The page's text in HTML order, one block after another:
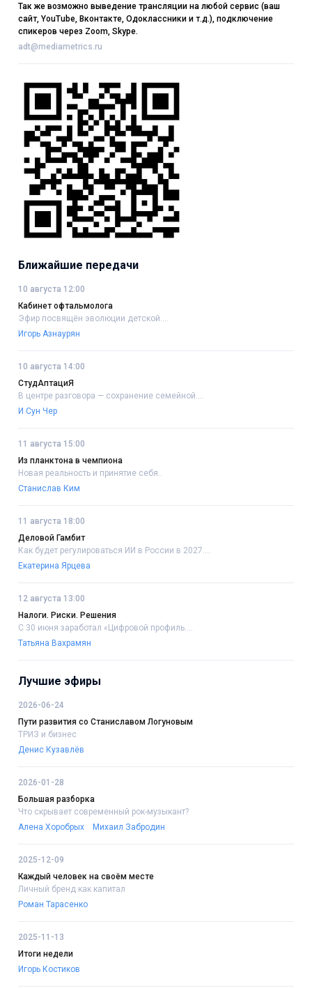
Так же возможно выведение трансляции на любой сервис (ваш
сайт, YouTube, Вконтакте, Одоклассники и т.д.), подключение
спикеров через Zoom, Skype.
adt@mediametrics.ru
Ближайшие передачи
10 августа 12:00
Кабинет офтальмолога
Эфир посвящён эволюции детской....
Игорь Азнаурян
10 августа 14:00
СтудАптациЯ
В центре разговора — сохранение семейной....
И Сун Чер
11 августа 15:00
Из планктона в чемпиона
Новая реальность и принятие себя..
Станислав Ким
11 августа 18:00
Деловой Гамбит
Как будет регулироваться ИИ в России в 2027....
Екатерина Ярцева
12 августа 13:00
Налоги. Риски. Решения
С 30 июня заработал «Цифровой профиль....
Татьяна Вахрамян
Лучшие эфиры
2026-06-24
Пути развития со Станиславом Логуновым
ТРИЗ и бизнес
Денис Кузавлёв
2026-01-28
Большая разборка
Что скрывает современный рок-музыкант?
Алена Хоробрых
Михаил Забродин
2025-12-09
Каждый человек на своём месте
Личный бренд как капитал
Роман Тарасенко
2025-11-13
Итоги недели
Игорь Костиков